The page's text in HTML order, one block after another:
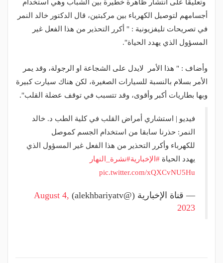
وتعليقًا على انتشار ظاهرة خطيرة بين الشباب وهي استخدام
أجسامهم لتوصيل الكهرباء بين مركبتين، قال الدكتور خالد النمر
في تصريحات تليفزيونية : " أكرر التحذير من هذا الفعل غير
المسؤول الذي يهدد الحياة".
وأضاف : " هذا الأمر لايدل على الشجاعة او الرجولة، وقد يمر
الأمر بسلام بالنسبة للسيارات الصغيرة، لكن هناك سيارت كبيرة
وبها بطاريات أكبر وأقوى، وقد تتسبب في توقف عضلة القلب".
فيديو | استشاري أمراض القلب في كلية الطب د. خالد
النمر: حذرنا سابقا من استخدام الجسم كموصل
للكهرباء وأكرر التحذير من هذا الفعل غير المسؤول الذي
يهدد الحياة #الإخبارية#نشرة_النهار
pic.twitter.com/xQXCvNU5Hu
— قناة الإخبارية (@alekhbariyatv)
August 4,
2023